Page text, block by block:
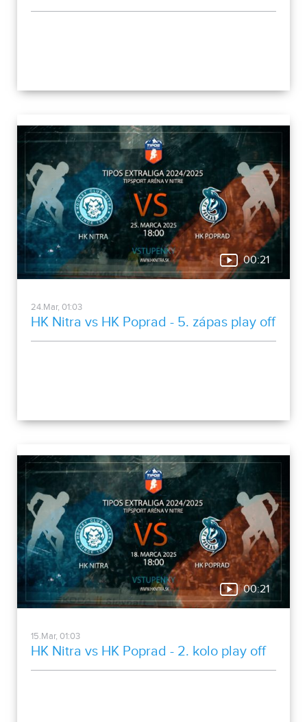
00:21
24.Mar, 01:03
HK Nitra vs HK Poprad - 5. zápas play off
00:21
15.Mar, 01:03
HK Nitra vs HK Poprad - 2. kolo play off